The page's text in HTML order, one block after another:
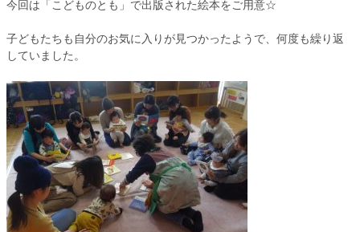
今回は「こどものとも」で出版された絵本をご用意☆
子どもたちも自分のお気に入りが見つかったようで、何度も繰り返
していました。